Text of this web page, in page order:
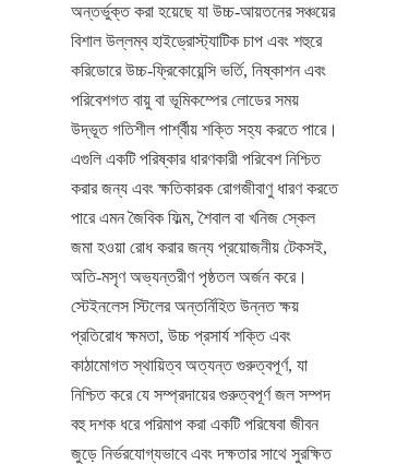
অন্তর্ভুক্ত করা হয়েছে যা উচ্চ-আয়তনের সঞ্চয়ের
বিশাল উল্লম্ব হাইড্রোস্ট্যাটিক চাপ এবং শহুরে
করিডোরে উচ্চ-ফ্রিকোয়েন্সি ভর্তি, নিষ্কাশন এবং
পরিবেশগত বায়ু বা ভূমিকম্পের লোডের সময়
উদ্ভূত গতিশীল পার্শ্বীয় শক্তি সহ্য করতে পারে।
এগুলি একটি পরিষ্কার ধারণকারী পরিবেশ নিশ্চিত
করার জন্য এবং ক্ষতিকারক রোগজীবাণু ধারণ করতে
পারে এমন জৈবিক ফিল্ম, শৈবাল বা খনিজ স্কেল
জমা হওয়া রোধ করার জন্য প্রয়োজনীয় টেকসই,
অতি-মসৃণ অভ্যন্তরীণ পৃষ্ঠতল অর্জন করে।
স্টেইনলেস স্টিলের অন্তর্নিহিত উন্নত ক্ষয়
প্রতিরোধ ক্ষমতা, উচ্চ প্রসার্য শক্তি এবং
কাঠামোগত স্থায়িত্ব অত্যন্ত গুরুত্বপূর্ণ, যা
নিশ্চিত করে যে সম্প্রদায়ের গুরুত্বপূর্ণ জল সম্পদ
বহু দশক ধরে পরিমাপ করা একটি পরিষেবা জীবন
জুড়ে নির্ভরযোগ্যভাবে এবং দক্ষতার সাথে সুরক্ষিত